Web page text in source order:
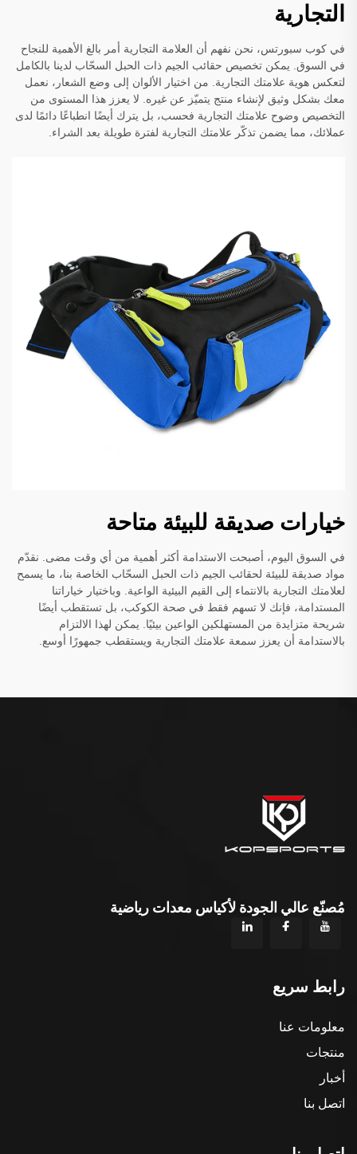
التجارية
في كوب سبورتس، نحن نفهم أن العلامة التجارية أمر بالغ الأهمية للنجاح
في السوق. يمكن تخصيص حقائب الجيم ذات الحبل السحّاب لدينا بالكامل
لتعكس هوية علامتك التجارية. من اختيار الألوان إلى وضع الشعار، نعمل
معك بشكل وثيق لإنشاء منتج يتميّز عن غيره. لا يعزز هذا المستوى من
التخصيص وضوح علامتك التجارية فحسب، بل يترك أيضًا انطباعًا دائمًا لدى
عملائك، مما يضمن تذكّر علامتك التجارية لفترة طويلة بعد الشراء.
خيارات صديقة للبيئة متاحة
في السوق اليوم، أصبحت الاستدامة أكثر أهمية من أي وقت مضى. نقدّم
مواد صديقة للبيئة لحقائب الجيم ذات الحبل السحّاب الخاصة بنا، ما يسمح
لعلامتك التجارية بالانتماء إلى القيم البيئية الواعية. وباختيار خياراتنا
المستدامة، فإنك لا تسهم فقط في صحة الكوكب، بل تستقطب أيضًا
شريحة متزايدة من المستهلكين الواعين بيئيًا. يمكن لهذا الالتزام
بالاستدامة أن يعزز سمعة علامتك التجارية ويستقطب جمهورًا أوسع.
مُصنّع عالي الجودة لأكياس معدات رياضية
رابط سريع
معلومات عنا
منتجات
أخبار
اتصل بنا